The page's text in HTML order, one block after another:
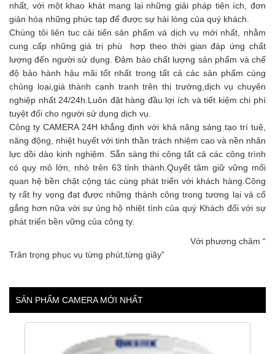
nhất, với một khao khát mang lại những giải pháp tiện ích, đơn
giản hóa những phức tạp để được sự hài lòng của quý khách.
Chúng tôi liên tuc cải tiến sản phẩm và dịch vụ mới nhất, nhằm
cung cấp những giá trị phù hợp theo thời gian đáp ứng chất
lượng đến người sử dụng. Đảm bảo chất lượng sản phẩm và chế
độ bảo hành hậu mãi tốt nhất trong tất cả các sản phẩm cùng
chủng loại,giá thành cạnh tranh trên thị trường,dịch vụ chuyên
nghiệp nhất 24/24h.Luôn đặt hàng đầu lợi ích và tiết kiệm chi phí
tuyệt đối cho người sử dụng dịch vụ.
Công ty CAMERA 24H khẳng định với khả năng sáng tạo trí tuệ,
năng động, nhiệt huyết với tinh thần trách nhiệm cao và nền nhân
lực dồi dào kinh nghiệm. Sẵn sàng thi công tất cả các công trình
có quy mô lớn, nhỏ trên 63 tỉnh thành.Quyết tâm giữ vững mối
quan hệ bền chặt cộng tác cùng phát triển với khách hàng.Công
ty rất hy vọng đạt được những thành công trong tương lai và cố
gắng hơn nữa với sự ủng hộ nhiệt tình của quý Khách đối với sự
phát triển bền vững của công ty.
Với phương châm “
Trân trọng phục vụ từng phút,từng giây”
SẢN PHẨM CAMERA MỚI NHẤT